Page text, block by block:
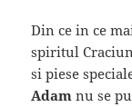
Din ce in ce
spiritul
si piese
Adamnu se